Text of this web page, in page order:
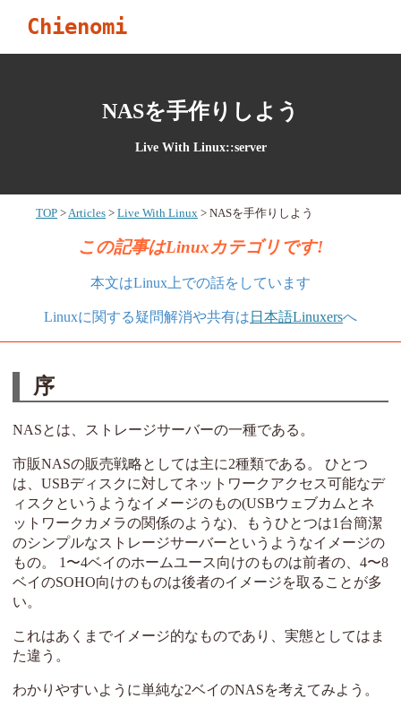
Chienomi
NASを手作りしよう
Live With Linux::server
TOP Articles Live With Linux NASを手作りしよう
この記事はLinuxカテゴリです!
本文はLinux上での話をしています
Linuxに関する疑問解消や共有は 日本語Linuxersへ
序
NASとは、ストレージサーバーの一種である。
市販NASの販売戦略としては主に2種類である。 ひとつ
は、USBディスクに対してネットワークアクセス可能なデ
ィスクというようなイメージのもの(USBウェブカムとネ
ットワークカメラの関係のような)、もうひとつは1台簡潔
のシンプルなストレージサーバーというようなイメージの
もの。 1〜4ベイのホームユース向けのものは前者の、4〜8
ベイのSOHO向けのものは後者のイメージを取ることが多
い。
これはあくまでイメージ的なものであり、実態としてはま
た違う。
わかりやすいように単純な2ベイのNASを考えてみよう。